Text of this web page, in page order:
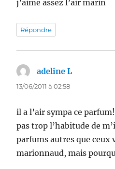
j’aime assez l’air marin
Répondre
adeline L
13/06/2011 à 02:58
il a l’air sympa ce
pas trop l’habitude de
parfums autres que ceux
marionnaud, mais